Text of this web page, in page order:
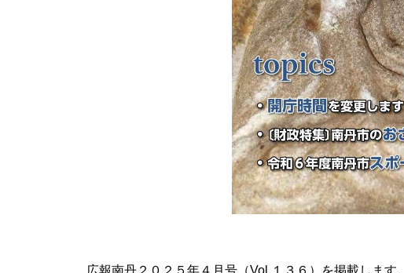
広報南丹２０２５年４月号（Vol.１３６）を掲載します。